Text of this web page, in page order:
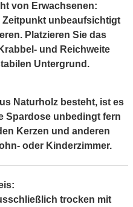
von Erwachsenen:
Zeitpunkt unbeaufsichtigt
Platzieren Sie das
und Reichweite
Untergrund.
Naturholz besteht, ist es
Spardose unbedingt fern
Kerzen und anderen
oder Kinderzimmer.
trocken mit